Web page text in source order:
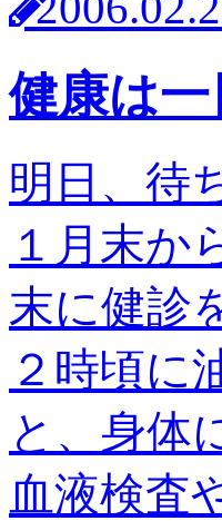
健康は
明日、待
１月末か
末に健診
２時頃に
と、身体
血液検査